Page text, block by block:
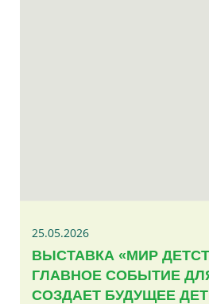
25.05.2026
ВЫСТАВКА «МИР
ГЛАВНОЕ СОБЫТИЕ
СОЗДАЕТ БУДУЩЕЕ